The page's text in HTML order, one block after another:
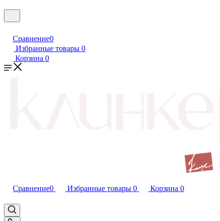
Сравнение0
Избранные товары 0
Корзина 0
Сравнение0 Избранные товары 0 Корзина 0